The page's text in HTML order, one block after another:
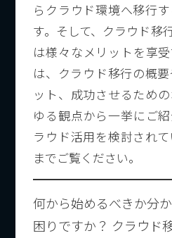
らクラウド環境へ移行
す。そして、クラウド移
は様々なメリットを享
は、クラウド移行の概
ット、成功させるため
ゆる観点から一挙にご
ラウド活用を検討され
までご覧ください。
何から始めるべきか分
困りですか？ クラウド